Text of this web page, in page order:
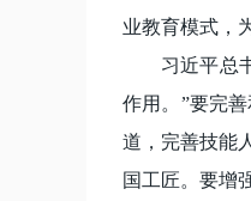
业教育模式，
习近平总
作用。”要完
道，完善技能
国工匠。要增